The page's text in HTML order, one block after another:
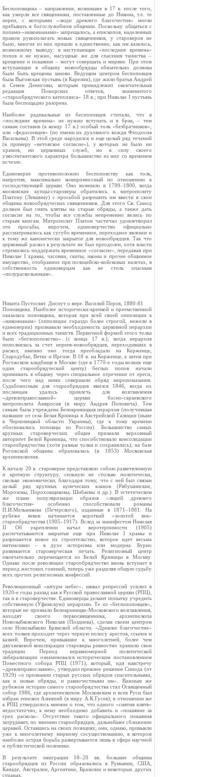
Беспоповщина – направление, возникшее в 17 в. после того,
как умерли все священники, поставленные до Никона, т.е. те
иереи, с которыми «люди древлего благочестия» могли
пребывать в богослужебном общении. Поскольку общаться с
попами-«никонианами» запрещалось, а епископов, наделенных
правом рукополагать новых священников, у староверов не
было, многие из них пришли к единственно, как им казалось,
возможному выводу: в наступающие «последние времена»
попов и не нужно, насущные же для спасения таинства –
крещение и покаяние – могут совершать и миряне. При этом
вступающие в общину новообрядцы обязательно должны
были быть крещены заново. Ведущим центром беспоповцев
была Выговская пустынь (в Карелии), где жили братья Андрей
и Семен Денисовы, которым принадлежит окончательная
редакция Поморских ответов, знаменитого
«старообрядческого катехизиса» 18 в.; при Николае I пустынь
была беспощадно разорена.
Наиболее радикальные из беспоповцев считали, что в
«последние времена» не нужно вступать и в брак, – тем
самым составив (к концу 17 в.) особый толк «безбрачников»,
или «федосеевцев» (по имени их духовного вождя Феодосия
Васильева). В этой среде народился и еще целый ряд течений
(к примеру «нетовское согласие»), у которых не было ни
храмов, ни церковных служб, но в силу своего
узкосектантского характера большинство из них со временем
исчезло.
Единоверие противоположно беспоповству как толк,
напротив, максимально компромиссный по отношению к
господствующей церкви. Оно возникло в 1799–1800, когда
московские купцы-староверы обратились к митрополиту
Платону (Левшину) с просьбой разрешить им ввести в свои
общины новообрядческих священников. Для этого Св. Синод
должен был снять клятвы на старые обряды, а также дать
согласие на то, чтобы все службы непременно велись по
старым книгам. Митрополит Платон частично удовлетворил
эти просьбы, впрочем, единоверчество официально
рассматривалось как сугубо временное, переходное явление и
к тому же канонически закрытое для новообрядцев. Так что
церковный раскол в результате не был преодолен, хотя власти
стремились поддержать временное «согласие», передавая при
Николае I храмы, часовни, скиты, иконы и прочее общинное
имущество, отобранное при полицейско-войсковых налетах, в
собственность единоверцам как не столь опасным
«полураскольникам».
Никита Пустосвят. Диспут о вере. Василий Перов, 1880-81
Поповщина. Наиболее исторически-крепкой и преемственной
оказалась поповщина, которая при всей своей оппозиции к
«никонианам» (оппозиции гораздо более строгой, нежели в
единоверии) признавало необходимость церковной иерархии
и всех традиционных таинств. Первичной формой этого толка
было «беглопоповство» (с конца 17 в.), когда иерархия
пополнялась за счет иереев-новообрядцев, переходивших в
раскол; именно оно тогда преобладало на Керженце,
Стародубье, Ветке и Иргизе. В 18 в. на Керженце, а затем при
Рогожском кладбище в Москве (где в 1770-е годы возник еще
один старообрядческий центр) беглых попов начали
принимать в общину через специальное отречение от ереси,
после чего над ними совершали обряд миропомазания.
Судьбоносным для старообрядцев явился 1846, когда их
посланцам удалось привлечь для возглавления
«древлеправославной» церкви босно-сараевского
митрополита Амвросия (в миру Андрея Поповича). Тем
самым была учреждена Белокриницкая иерархия (получившая
название от села Белая Криница в Австрийской Галиции (ныне
в Черновицкой области Украины), где к тому времени
обосновались поповцы из России). Большинство самых
крупных староверческих общин признали верховный
авторитет Белой Криницы, что способствовало консолидации
старообрядчества (хотя разные толки и сохранялись); на базе
Рогожской общины образовалась (в 1853) Московская
архиепископия.
К началу 20 в. староверие представляло собою разветвленную
и крепкую структуру, сильную не столько политически,
сколько экономически, благодаря тому, что с ней был связан
целый ряд крупных купеческих кланов (Рябушинские,
Морозовы, Пороховщиковы, Шибаевы и др.). В эстетическом
же плане популяризации образов «людей древлего
благочестия» особенно способствовали романы
П.И.Мельникова (Печерского), изданные в 1871–1881. На
рубеже веков начинается короткий «золотой век»
старообрядчества (1905–1917). Вслед за манифестом Николая
II Об укреплении начал веротерпимости (1905)
распечатываются закрытые еще при Николае I храмы и
разрешается новое их строительство, которое идет весьма
интенсивно – в духе историзма или модерна. Бурно
развивается староверческая печать. Религиозный центр
окончательно перемещается из Белой Криницы в Москву.
Однако после революции старообрядчество вновь вступает в
период жестоких гонений, теперь уже разделяя общую судьбу
всех прочих религиозных конфессий.
Революционный «штурм небес», шквал репрессий усилил в
1920-е годы разлад как в Русской православной церкви (РПЦ),
так и в староверчестве. Единоверцы делают попытку учредить
собственную (Уфимскую) иерархию. Те из «беглопоповцев»,
которые не признали Белокриницко-Московского возглавления,
находят своего первосвященника, архиепископа
Новозыбковского Николая (Позднева), сделав своим центром
село Новозыбково Брянской области. «Древлее благочестие»
всех толков проходит через черную полосу арестов, ссылок и
казней. Впрочем, привыкшие к многолетней, более чем
двухвековой конспирации староверы ревностно хранили свои
традиции. Период неравномерной политической
либерализации ознаменовался историческим постановлением
Поместного собора РПЦ (1971), который, идя навстречу
«древлеправославию», утвердил прежнее решение Синода (от
1929) «о признании старых русских обрядов спасительными,
как и новые обряды, и равночестными им». Важным же
рубежом истории самого старообрядчества стал Освященный
собор 1986, где архиепископом Московским и всея Руси был
избран епископ Алимпий (в миру А.К.Гусев); в отношении же
к РПЦ утвердилось мнение о том, что одного «снятия клятв»
недостаточно, к нему необходимо добавить и «покаяние за
грех раскола». Отсутствие такого официального покаяния
затрудняет, по мнению старообрядцев, дальнейшее сближение
церквей. Оставшись на своих позициях, они, однако, привыкли
уже к многолетнему мирному сосуществованию, в котором
наиболее острая борьба развертывается лишь в сфере научной
и публистической полемики.
В результате эмиграции 18–20 вв. большие общины
старообрядцев из России образовались в Румынии, США,
Канаде, Австралии, Аргентине, Бразилии и некоторых других
странах.